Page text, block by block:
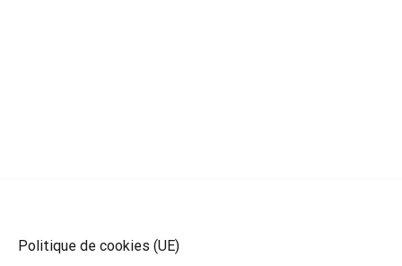
Politique de cookies (UE)